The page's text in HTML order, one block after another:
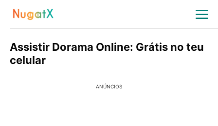
Assistir Dorama Online: Grátis no teu
celular
ANÚNCIOS